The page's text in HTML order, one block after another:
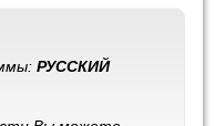
РУССКИЙ